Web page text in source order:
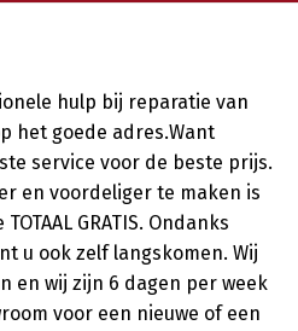
hulp bij reparatie van
het goede adres.Want
service voor de beste prijs.
en voordeliger te maken is
GRATIS. Ondanks
u ook zelf langskomen. Wij
en wij zijn 6 dagen per week
voor een nieuwe of een